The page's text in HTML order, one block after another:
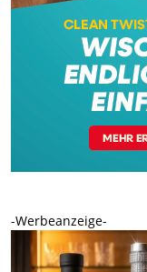
-Werbeanzeige-